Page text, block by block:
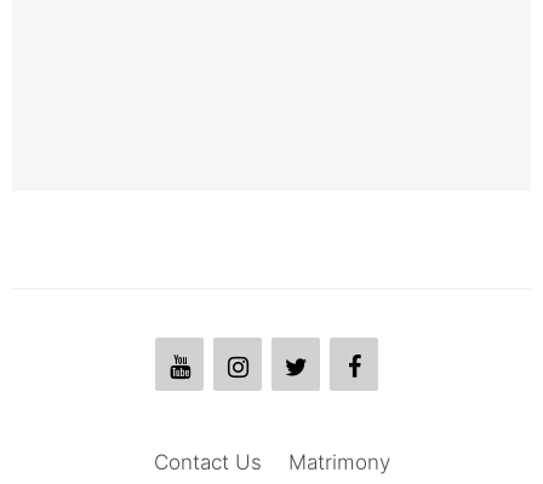
Matrimony
Contact Us